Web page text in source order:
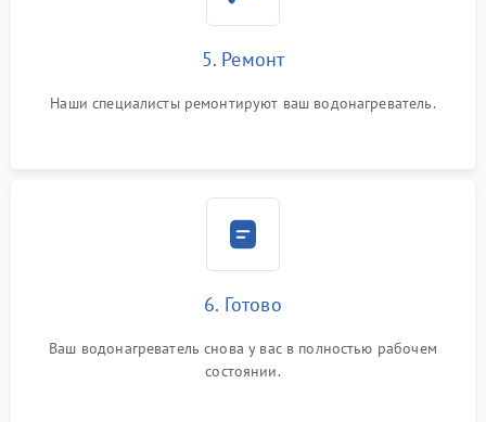
5. Ремонт
Наши специалисты ремонтируют ваш водонагреватель.
6. Готово
Ваш водонагреватель снова у вас в полностью рабочем
состоянии.